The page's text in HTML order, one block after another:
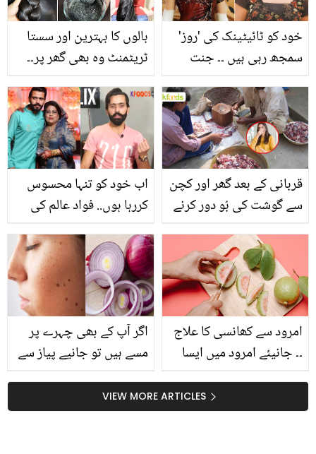
بالوں کا بہترین اور سستا
ٹریٹمنٹ وہ بھی گھر پر۔۔
میں بھگو کر لگانے کے ایسے
فائدے، جو گرتے بالوں کو
روکے اور اس میں ڈالے نئی
جان
خود کو ٹائیٹینک کی 'روز'
سمجھ رہی ہیں ۔۔ جنت
تبصرے! ٹک ٹاکر نے کیا
جواب دیا؟
اب خود کو تنہا محسوس
کررہا ہوں.. فواد عالم کی
قربانی کے بعد گھر اور کچن
سے گوشت کی بُو دور کرنے
جانیں چھوٹی سی ٹپ، جو
آپ کے بڑے کام آئے
اگر آپ کے بھی چہرے پر
مسے ہیں تو جانیے پیاز سے
سکتا ہے؟ جانیے کچھ مفید
گھریلو ٹپس
امرود سے کھانسی کا علاج
۔۔ جانیئے امرود میں ایسا
والی کھانسی کا بہترین توڑ
ہے
VIEW MORE ARTICLES